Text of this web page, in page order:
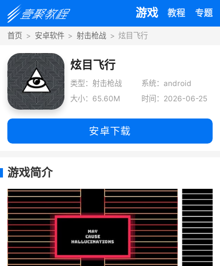
游戏 教程 专题
首页 安卓软件 射击枪战 炫目飞行
炫目飞行
类型：射击枪战
系统：android
大小：65.60M
时间：2026-06-25
安卓下载
游戏简介